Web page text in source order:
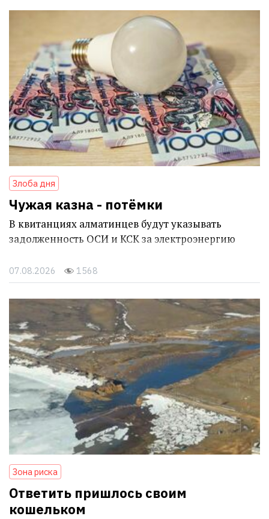
Злоба дня
Чужая казна - потёмки
В квитанциях алматинцев будут указывать
задолженность ОСИ и КСК за электроэнергию
07.08.2026 1568
Зона риска
Ответить пришлось своим
кошельком